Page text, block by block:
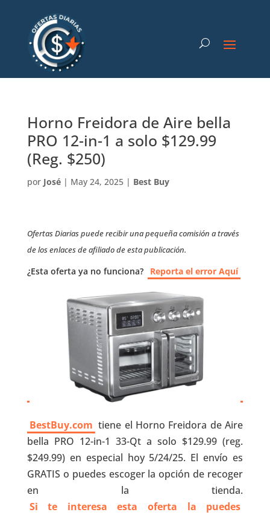
Horno Freidora de Aire bella
PRO 12-in-1 a solo $129.99
(Reg. $250)
por José| May 24, 2025| Best Buy
Ofertas Diarias puede recibir una pequeña comisión a través
de los enlaces de afiliado de esta publicación.
¿Esta oferta ya no funciona? Reporta el error Aquí
BestBuy.com tiene el Horno Freidora de Aire
bella PRO 12-in-1 33-Qt a solo $129.99 (reg.
$249.99) en especial hoy 5/24/25. El envío es
GRATIS o puedes escoger la opción de recoger
en la tienda.
Si te interesa esta oferta la puedes